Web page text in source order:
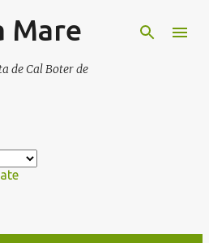
principal
Mare
de Cal Boter de